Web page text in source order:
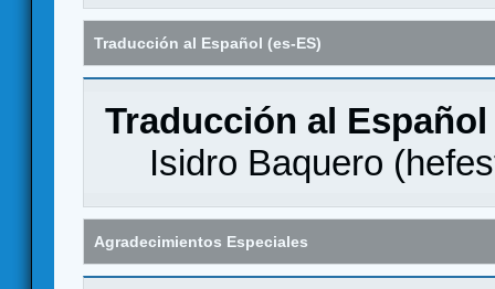
Traducción al Español (es-ES)
Traducción al Español
Isidro Baquero (
Agradecimientos Especiales